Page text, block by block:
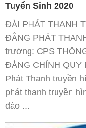
Tuyển Sinh 2020
ĐÀI PHÁT THANH
ĐẲNG PHÁT
trường: CPS
ĐẲNG CHÍNH QUY
Phát Thanh truyền
phát thanh truyền
đào ...